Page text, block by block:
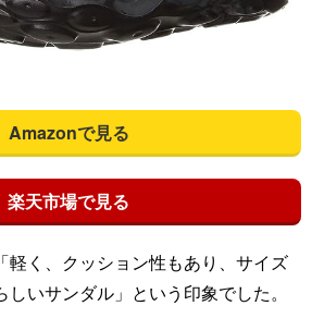
Amazonで見る
楽天市場で見る
軽く、クッション性もあり、サイズ
いサンダル」という印象でした。